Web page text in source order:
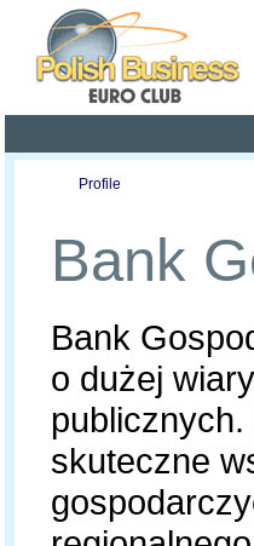
Profile
Bank
Bank
o dużej
skuteczne